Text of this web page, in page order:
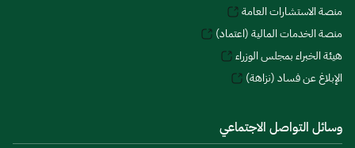
منصة الاستشارات العامة
منصة الخدمات المالية (اعتماد)
هيئة الخبراء بمجلس الوزراء
الإبلاغ عن فساد (نزاهة)
وسائل التواصل الاجتماعي